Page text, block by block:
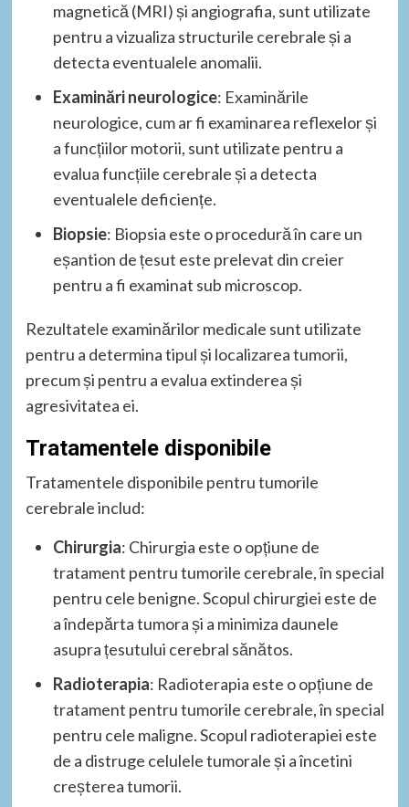
magnetică (MRI) și angiografia, sunt utilizate
pentru a vizualiza structurile cerebrale și a
detecta eventualele anomalii.
Examinări neurologice: Examinările
neurologice, cum ar fi examinarea reflexelor și
a funcțiilor motorii, sunt utilizate pentru a
evalua funcțiile cerebrale și a detecta
eventualele deficiențe.
Biopsie: Biopsia este o procedură în care un
eșantion de țesut este prelevat din creier
pentru a fi examinat sub microscop.
Rezultatele examinărilor medicale sunt utilizate
pentru a determina tipul și localizarea tumorii,
precum și pentru a evalua extinderea și
agresivitatea ei.
Tratamentele disponibile
Tratamentele disponibile pentru tumorile
cerebrale includ:
Chirurgia: Chirurgia este o opțiune de
tratament pentru tumorile cerebrale, în special
pentru cele benigne. Scopul chirurgiei este de
a îndepărta tumora și a minimiza daunele
asupra țesutului cerebral sănătos.
Radioterapia: Radioterapia este o opțiune de
tratament pentru tumorile cerebrale, în special
pentru cele maligne. Scopul radioterapiei este
de a distruge celulele tumorale și a încetini
creșterea tumorii.